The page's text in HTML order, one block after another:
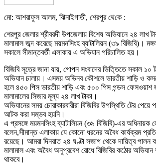
মো: আশরাফুল আলম, ঝিনাইগাতী, শেরপুর থে‌কে :
শেরপুর জেলার শ্রীবরদী উপজেলায় বিশেষ অভিযানে ২৪ লাখ
মালামাল জব্দ করেছে ময়মনসিংহ ব্যাটালিয়ন (৩৯ বিজিবি)।
সকালে সীমান্তবর্তী এলাকায় এ অভিযান পরিচালিত হয়।
বিজিবি সূত্রে জানা যায়, গোপন সংবাদের ভিত্তিতে সকাল ১০
অভিযান চালায়। এসময় অভিনব কৌশলে ভারতীয় শাড়ি ও
হলে ৪৫০ পিস ভারতীয় শাড়ি এবং ৫০০ পিস পন্ডস
মালামালের সিজার মূল্য ২৪ লাখ টাকা।
অভিযানের সময় চোরাকারবারীরা বিজিবির উপস্থিতি টের পেয়ে
আটক করা সম্ভব হয়নি।
এ প্রসঙ্গে ময়মনসিংহ ব্যাটালিয়ন (৩৯ বিজিবি)-এর অধিনায়ক
বলেন,সীমান্ত এলাকায় যে কোনো ধরনের অবৈধ কার্যক্রম
রয়েছে। আমরা দিনরাত ২৪ ঘণ্টা সজাগ থেকে দায়িত্ব পালন
মালামাল এবং অবৈধ অনুপ্রবেশ রোধে বিজিবির কঠোর
থাকবে।